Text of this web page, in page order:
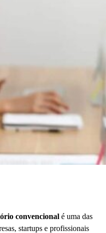
convencional é uma das
startups e profissionais